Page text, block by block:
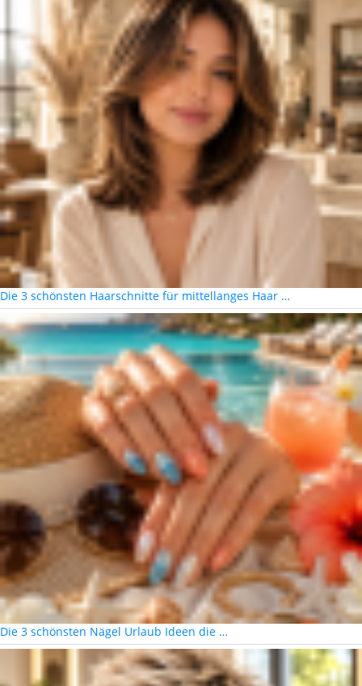
Die 3 schönsten Haarschnitte für mittellanges Haar …
Die 3 schönsten Nägel Urlaub Ideen die …